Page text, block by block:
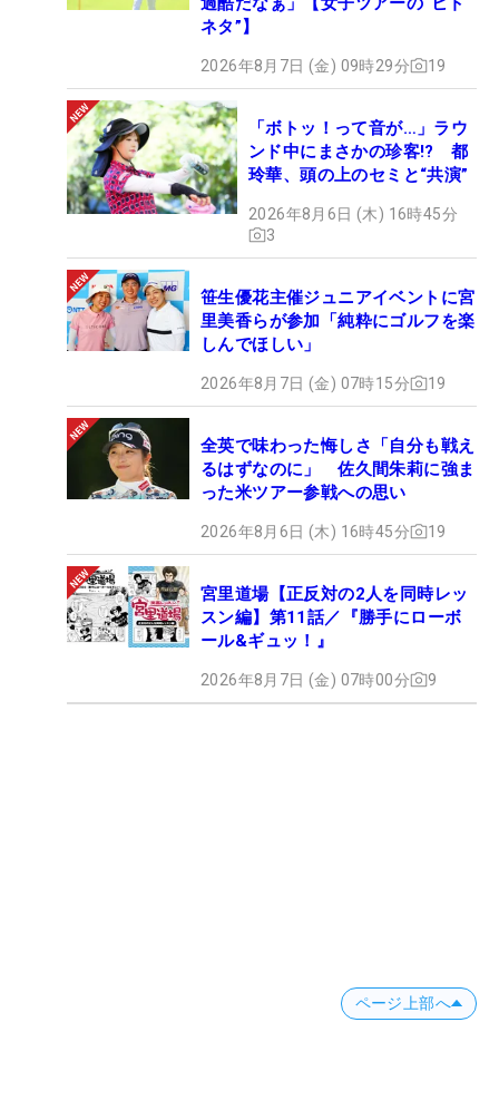
ネタ”】
2026年8月7日 (金) 09時29分 19
「ボトッ！って音が…」ラウ
ンド中にまさかの珍客!? 都
玲華、頭の上のセミと“共演”
2026年8月6日 (木) 16時45分
3
笹生優花主催ジュニアイベントに宮
里美香らが参加「純粋にゴルフを楽
しんでほしい」
2026年8月7日 (金) 07時15分 19
全英で味わった悔しさ「自分も戦え
るはずなのに」 佐久間朱莉に強ま
った米ツアー参戦への思い
2026年8月6日 (木) 16時45分 19
宮里道場【正反対の2人を同時レッ
スン編】第11話／『勝手にローボ
ール&ギュッ！』
2026年8月7日 (金) 07時00分 9
ページ上部へ